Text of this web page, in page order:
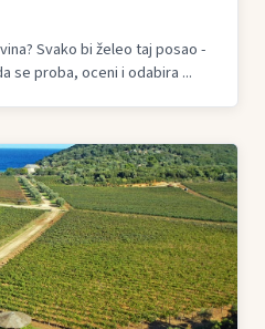
Svako bi želeo taj posao -
se proba, oceni i odabira ...